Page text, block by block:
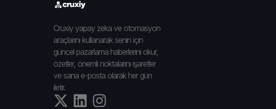
Cruxiy yapay zeka ve otomasyon
araçlarını kullanarak senin için
güncel pazarlama haberlerini okur,
özetler, önemli noktalarını işaretler
ve sana e-posta olarak her gün
iletir.